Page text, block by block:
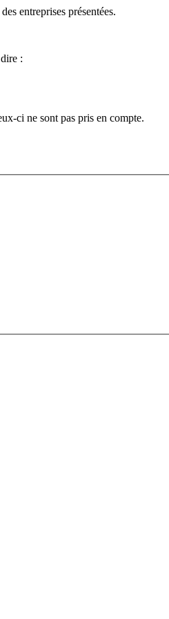
entreprises présentées.
:
ci ne sont pas pris en compte.